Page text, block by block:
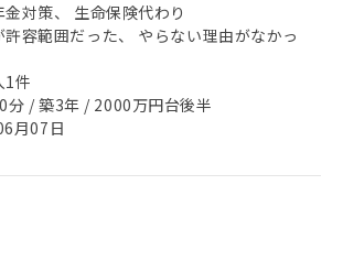
対策、 生命保険代わり
許容範囲だった、 やらない理由がなかっ
1件
分 / 築3年 / 2000万円台後半
月07日